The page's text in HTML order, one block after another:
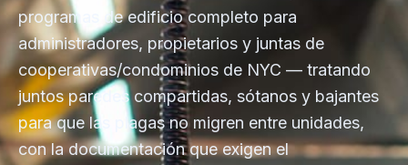
programas de edificio completo para
administradores, propietarios y juntas de
cooperativas/condominios de NYC — tratando
juntos paredes compartidas, sótanos y bajantes
para que las plagas no migren entre unidades,
con la documentación que exigen el